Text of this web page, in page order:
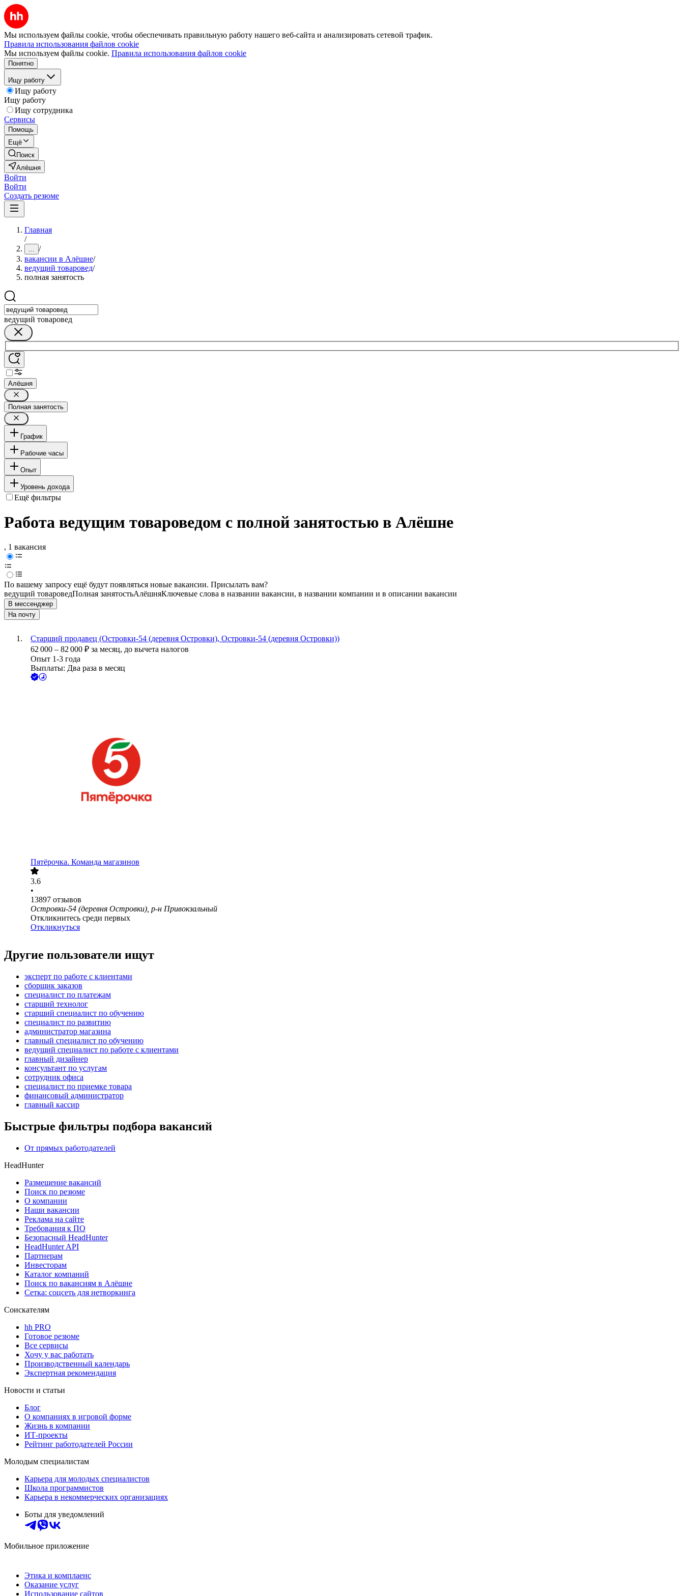
Мы используем файлы cookie, чтобы обеспечивать правильную работу нашего веб-сайта и анализировать сетевой трафик.
Правила использования файлов cookie
Мы используем файлы cookie. Правила использования файлов cookie
Понятно
Ищу работу
Ищу работу
Ищу работу
Ищу сотрудника
Сервисы
Помощь
Ещё
Поиск
Алёшня
Войти
Войти
Создать резюме
Главная
/
... /
вакансии в Алёшне/
ведущий товаровед/
полная занятость
ведущий товаровед
Алёшня
Полная занятость
График
Рабочие часы
Опыт
Уровень дохода
Ещё фильтры
Работа ведущим товароведом с полной занятостью в Алёшне
, 1 вакансия
По вашему запросу ещё будут появляться новые вакансии. Присылать вам?
ведущий товароведПолная занятостьАлёшняКлючевые слова в названии вакансии, в названии компании и в описании вакансии
В мессенджер
На почту
Старший продавец (Островки-54 (деревня Островки), Островки-54 (деревня Островки))
62 000 – 82 000 ₽ за месяц, до вычета налогов
Опыт 1-3 года
Выплаты: Два раза в месяц
Пятёрочка. Команда магазинов
3.6
•
13897 отзывов
Островки-54 (деревня Островки), р-н Привокзальный
Откликнитесь среди первых
Откликнуться
Другие пользователи ищут
эксперт по работе с клиентами
сборщик заказов
специалист по платежам
старший технолог
старший специалист по обучению
специалист по развитию
администратор магазина
главный специалист по обучению
ведущий специалист по работе с клиентами
главный дизайнер
консультант по услугам
сотрудник офиса
специалист по приемке товара
финансовый администратор
главный кассир
Быстрые фильтры подбора вакансий
От прямых работодателей
HeadHunter
Размещение вакансий
Поиск по резюме
О компании
Наши вакансии
Реклама на сайте
Требования к ПО
Безопасный HeadHunter
HeadHunter API
Партнерам
Инвесторам
Каталог компаний
Поиск по вакансиям в Алёшне
Сетка: соцсеть для нетворкинга
Соискателям
hh PRO
Готовое резюме
Все сервисы
Хочу у вас работать
Производственный календарь
Экспертная рекомендация
Новости и статьи
Блог
О компаниях в игровой форме
Жизнь в компании
ИТ-проекты
Рейтинг работодателей России
Молодым специалистам
Карьера для молодых специалистов
Школа программистов
Карьера в некоммерческих организациях
Боты для уведомлений
Мобильное приложение
Этика и комплаенс
Оказание услуг
Использование сайтов